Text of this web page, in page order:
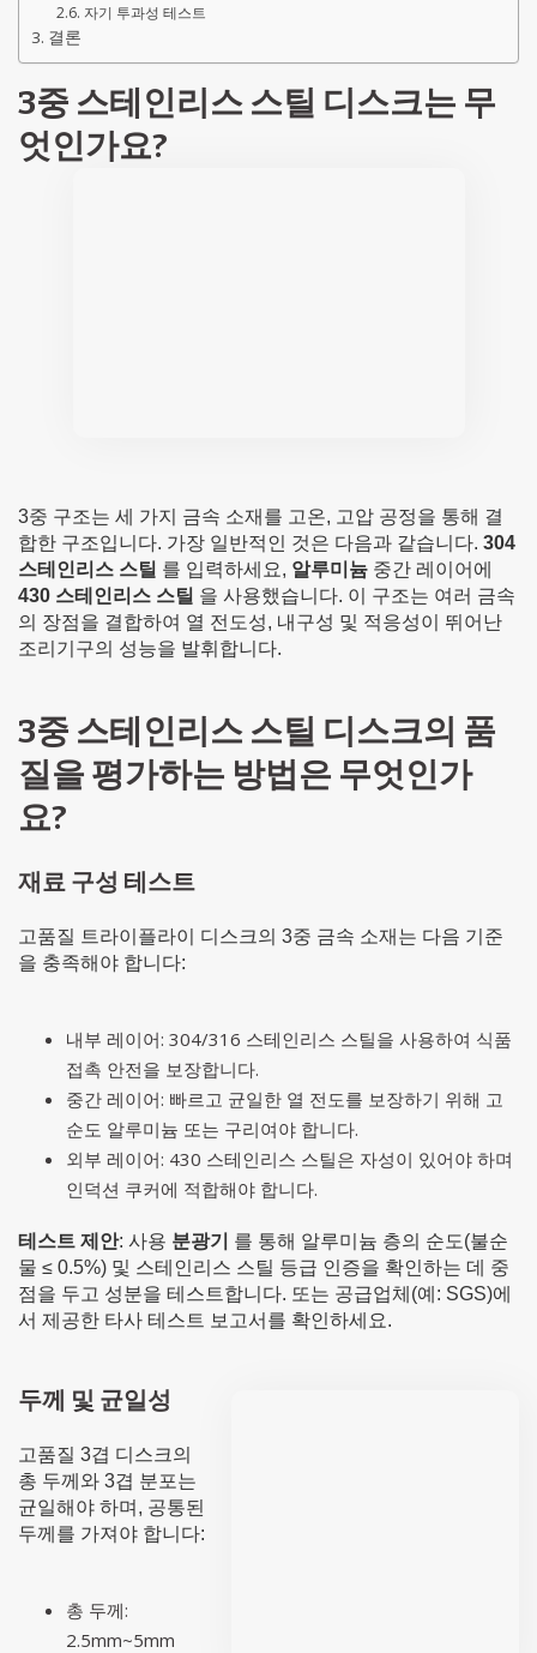
자기 투과성 테스트
결론
3중 스테인리스 스틸 디스크는 무
엇인가요?
3중 구조는 세 가지 금속 소재를 고온, 고압 공정을 통해 결
합한 구조입니다. 가장 일반적인 것은 다음과 같습니다. 304
스테인리스 스틸 를 입력하세요, 알루미늄 중간 레이어에
430 스테인리스 스틸 을 사용했습니다. 이 구조는 여러 금속
의 장점을 결합하여 열 전도성, 내구성 및 적응성이 뛰어난
조리기구의 성능을 발휘합니다.
3중 스테인리스 스틸 디스크의 품
질을 평가하는 방법은 무엇인가
요?
재료 구성 테스트
고품질 트라이플라이 디스크의 3중 금속 소재는 다음 기준
을 충족해야 합니다:
내부 레이어: 304/316 스테인리스 스틸을 사용하여 식품
접촉 안전을 보장합니다.
중간 레이어: 빠르고 균일한 열 전도를 보장하기 위해 고
순도 알루미늄 또는 구리여야 합니다.
외부 레이어: 430 스테인리스 스틸은 자성이 있어야 하며
인덕션 쿠커에 적합해야 합니다.
테스트 제안: 사용 분광기
를 통해 알루미늄 층의 순도(불순
물 ≤ 0.5%) 및 스테인리스 스틸 등급 인증을 확인하는 데 중
점을 두고 성분을 테스트합니다. 또는 공급업체(예: SGS)에
서 제공한 타사 테스트 보고서를 확인하세요.
두께 및 균일성
고품질 3겹 디스크의
총 두께와 3겹 분포는
균일해야 하며, 공통된
두께를 가져야 합니다:
총 두께:
2.5mm~5mm